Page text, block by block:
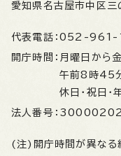
愛知県名古屋市中区
代表電話： 052-961-
開庁時間： 月曜日から
午前8時45
休日・祝日・
法人番号：
(注)開庁時間が異なる